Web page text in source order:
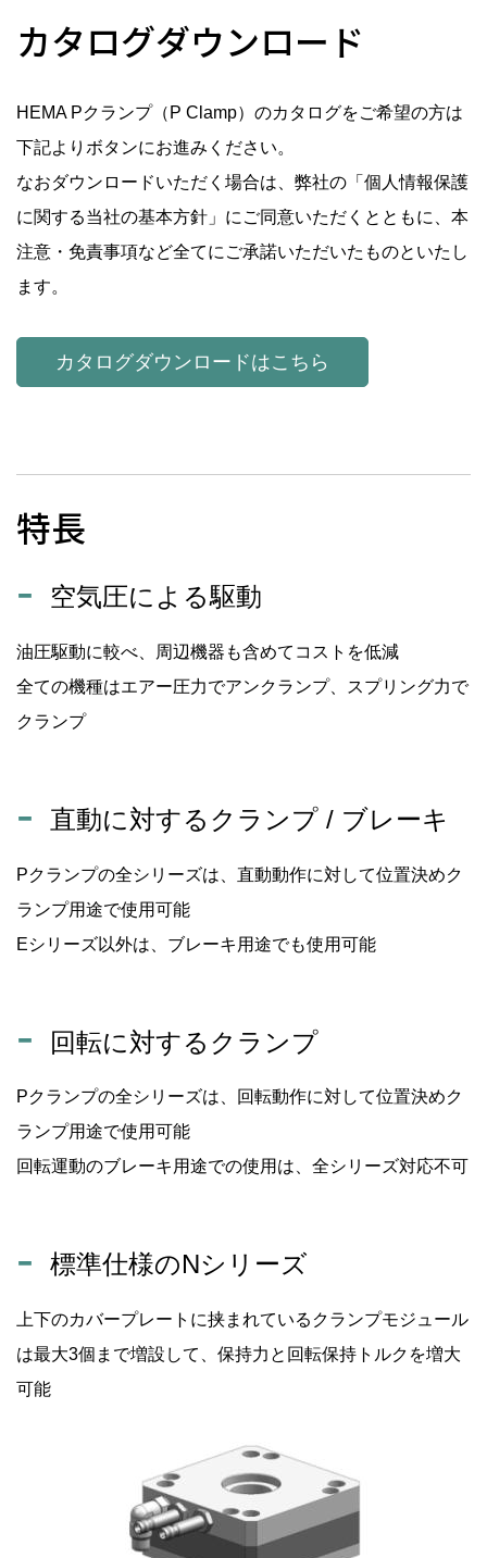
カタログダウンロード
HEMA Pクランプ（P Clamp）のカタログをご希望の方は
下記よりボタンにお進みください。
なおダウンロードいただく場合は、弊社の「個人情報保護
に関する当社の基本方針」にご同意いただくとともに、本
注意・免責事項など全てにご承諾いただいたものといたし
ます。
カタログダウンロードはこちら
特長
空気圧による駆動
油圧駆動に較べ、周辺機器も含めてコストを低減
全ての機種はエアー圧力でアンクランプ、スプリング力で
クランプ
直動に対するクランプ / ブレーキ
Pクランプの全シリーズは、直動動作に対して位置決めク
ランプ用途で使用可能
Eシリーズ以外は、ブレーキ用途でも使用可能
回転に対するクランプ
Pクランプの全シリーズは、回転動作に対して位置決めク
ランプ用途で使用可能
回転運動のブレーキ用途での使用は、全シリーズ対応不可
標準仕様のNシリーズ
上下のカバープレートに挟まれているクランプモジュール
は最大3個まで増設して、保持力と回転保持トルクを増大
可能